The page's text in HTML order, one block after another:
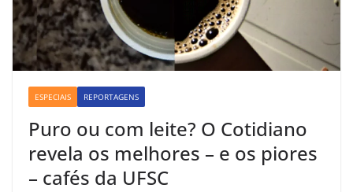
ESPECIAIS REPORTAGENS
Puro ou com leite? O Cotidiano
revela os melhores – e os piores
– cafés da UFSC